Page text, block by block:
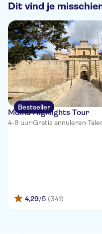
Dit vind je
Bestseller
Mdina Highlights Tour
4-8 uur·Gratis annuleren·
4,29/5 (341)